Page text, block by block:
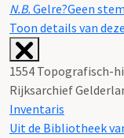
N.B. Gelre?Geen
Toon details van
1554 Topografisch-
Rijksarchief
Inventaris
Uit de Bibliotheek